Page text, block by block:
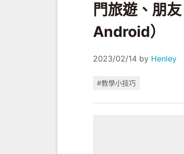
門旅遊、朋
Android）
2023/02/14 by Henley
#教學小技巧